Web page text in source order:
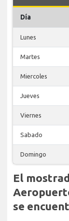
Día
Lunes
Martes
Miercoles
Jueves
Viernes
Sabado
Domingo
El
se